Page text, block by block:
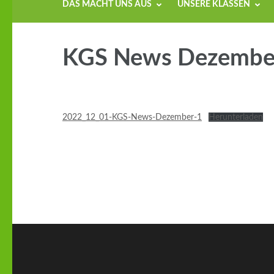
DAS MACHT UNS AUS UNSERE KLASSEN
KGS News
2022_12_01-KGS-News-Dezember-1 Herunterladen